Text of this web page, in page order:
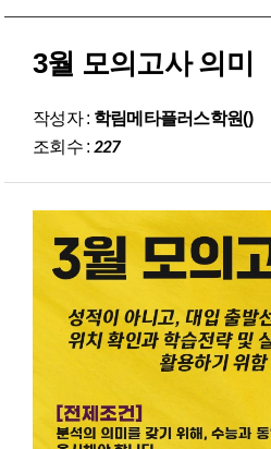
상담문의
3월 모의고사 의미
작성자 : 학림메타플러스학원()
조회수 : 227